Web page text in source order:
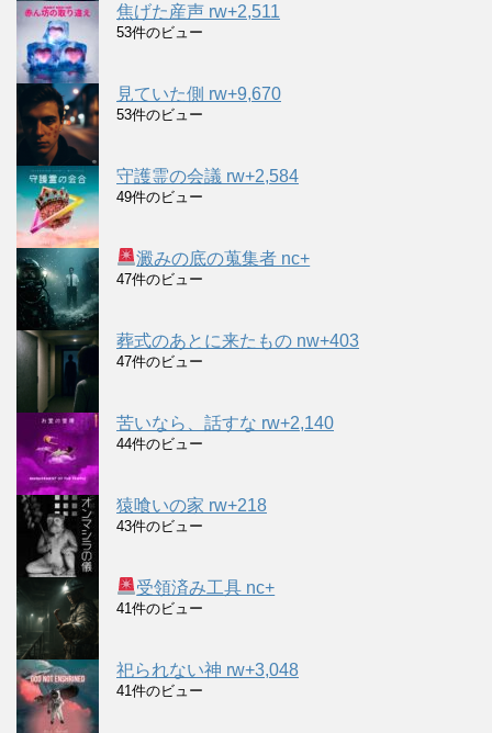
焦げた産声 rw+2,511
53件のビュー
見ていた側 rw+9,670
53件のビュー
守護霊の会議 rw+2,584
49件のビュー
澱みの底の蒐集者 nc+
47件のビュー
葬式のあとに来たもの nw+403
47件のビュー
苦いなら、話すな rw+2,140
44件のビュー
猿喰いの家 rw+218
43件のビュー
受領済み工具 nc+
41件のビュー
祀られない神 rw+3,048
41件のビュー